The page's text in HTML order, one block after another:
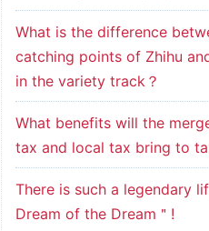
What is the difference
catching points of Zhihu
in the variety track？
What benefits will the
tax and local tax bring to
There is such a legendary
Dream of the Dream＂!